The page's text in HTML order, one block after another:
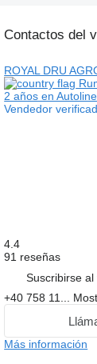
Contactos del
ROYAL DRU
2 años en Autoline
Vendedor
4.4
91 reseñas
Suscribirse
+40 758 11...
Más información